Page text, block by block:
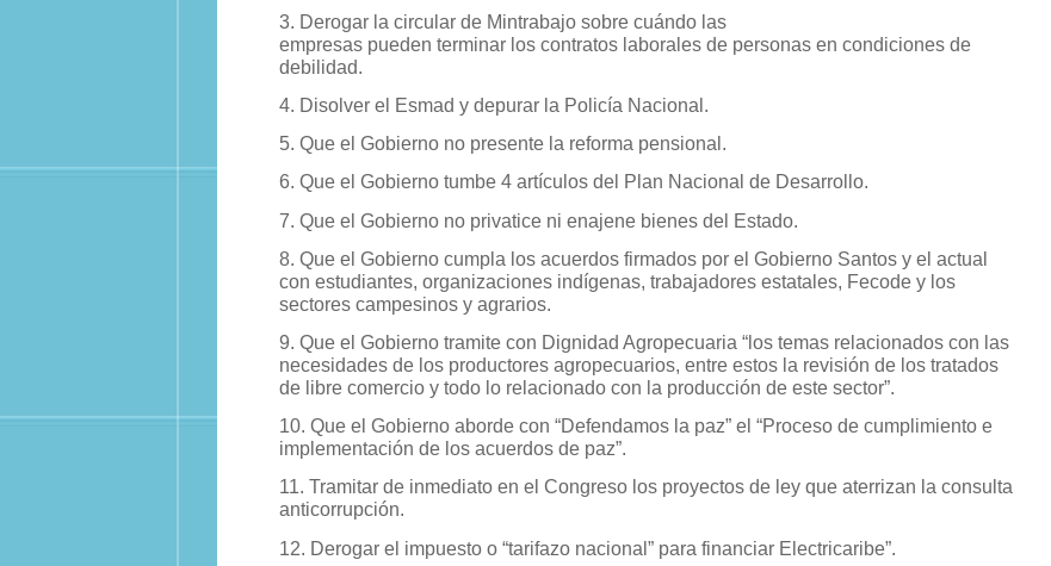
3. Derogar la circular de Mintrabajo sobre cuándo las
empresas pueden terminar los contratos laborales de personas en condiciones de
debilidad.
4. Disolver el Esmad y depurar la Policía Nacional.
5. Que el Gobierno no presente la reforma pensional.
6. Que el Gobierno tumbe 4 artículos del Plan Nacional de Desarrollo.
7. Que el Gobierno no privatice ni enajene bienes del Estado.
8. Que el Gobierno cumpla los acuerdos firmados por el Gobierno Santos y el actual
con estudiantes, organizaciones indígenas, trabajadores estatales, Fecode y los
sectores campesinos y agrarios.
9. Que el Gobierno tramite con Dignidad Agropecuaria “los temas relacionados con las
necesidades de los productores agropecuarios, entre estos la revisión de los tratados
de libre comercio y todo lo relacionado con la producción de este sector”.
10. Que el Gobierno aborde con “Defendamos la paz” el “Proceso de cumplimiento e
implementación de los acuerdos de paz”.
11. Tramitar de inmediato en el Congreso los proyectos de ley que aterrizan la consulta
anticorrupción.
12. Derogar el impuesto o “tarifazo nacional” para financiar Electricaribe”.